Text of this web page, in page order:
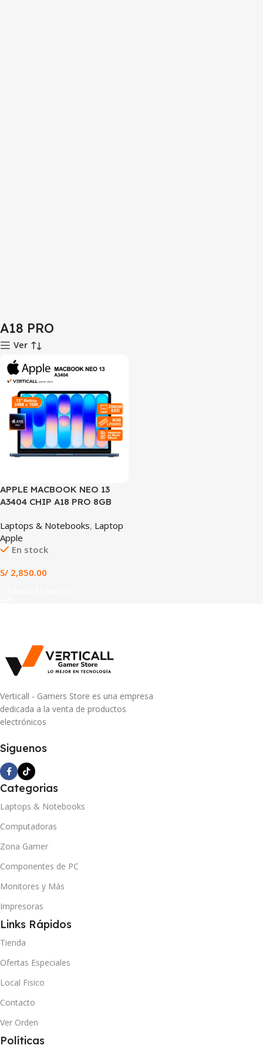
A18 PRO
Ver
APPLE MACBOOK NEO 13
A3404 CHIP A18 PRO 8GB
ÍNDIGO (A3404)
Laptops & Notebooks, Laptop
Apple
En stock
S/ 2,850.00
Verticall - Gamers Store es una empresa
dedicada a la venta de productos
electrónicos
Siguenos
Categorias
Laptops & Notebooks
Computadoras
Zona Gamer
Componentes de PC
Monitores y Más
Impresoras
Links Rápidos
Tienda
Ofertas Especiales
Local Fisico
Contacto
Ver Orden
Políticas